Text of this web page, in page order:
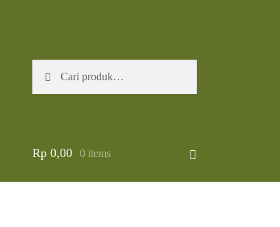
untuk:
Rp0,00 0 items